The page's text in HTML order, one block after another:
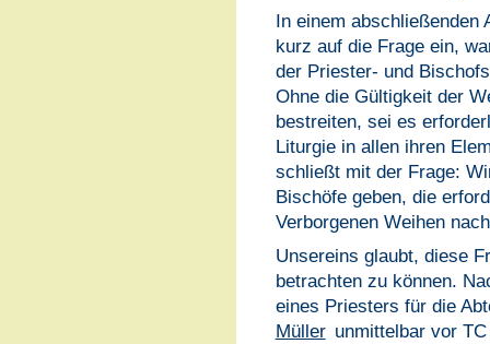
In einem abschließenden
kurz auf die Frage ein,
der Priester- und
Ohne die Gültigkeit der
bestreiten, sei es
Liturgie in allen ihren
schließt mit der Frage:
Bischöfe geben, die
Verborgenen Weihen
Unsereins glaubt, diese
betrachten zu können.
eines Priesters für die
Müller unmittelbar vor